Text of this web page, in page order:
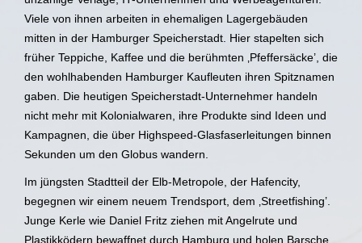
Viele von ihnen arbeiten in ehemaligen Lagergebäuden
mitten in der Hamburger Speicherstadt. Hier stapelten sich
früher Teppiche, Kaffee und die berühmten ‚Pfeffersäcke’, die
den wohlhabenden Hamburger Kaufleuten ihren Spitznamen
gaben. Die heutigen Speicherstadt-Unternehmer handeln
nicht mehr mit Kolonialwaren, ihre Produkte sind Ideen und
Kampagnen, die über Highspeed-Glasfaserleitungen binnen
Sekunden um den Globus wandern.
Im jüngsten Stadtteil der Elb-Metropole, der Hafencity,
begegnen wir einem neuem Trendsport, dem ‚Streetfishing’.
Junge Kerle wie Daniel Fritz ziehen mit Angelrute und
Plastikködern bewaffnet durch Hamburg und holen Barsche